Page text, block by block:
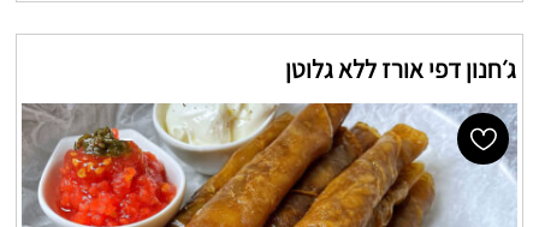
ג׳חנון דפי אורז ללא גלוטן